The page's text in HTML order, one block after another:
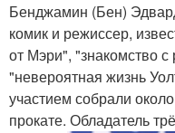
Бенджамин (Бен)
комик и режиссер,
от Мэри", "знакомство
"невероятная жизнь
участием собрали
прокате. Обладатель